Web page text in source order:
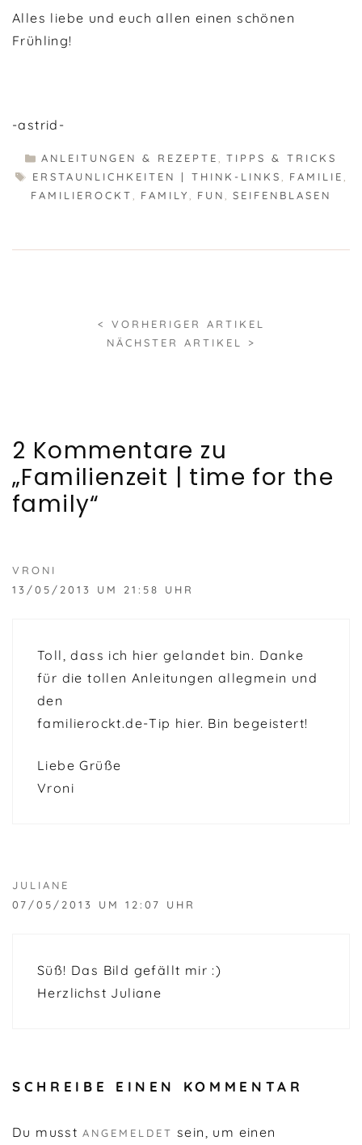
Alles liebe und euch allen einen schönen
Frühling!
-astrid-
KATEGORIEN
ANLEITUNGEN & REZEPTE ,TIPPS & TRICKS
SCHLAGWÖRTER
ERSTAUNLICHKEITEN | THINK-LINKS FAMILIE
FAMILIEROCKT
FAMILY FUN SEIFENBLASEN
< VORHERIGER ARTIKEL
NÄCHSTER ARTIKEL >
2 Kommentare zu
„Familienzeit | time for the
family“
VRONI
13/05/2013 UM 21:58 UHR
Toll, dass ich hier gelandet bin. Danke
für die tollen Anleitungen allegmein und
den
familierockt.de-Tip hier. Bin begeistert!
Liebe Grüße
Vroni
JULIANE
07/05/2013 UM 12:07 UHR
Süß! Das Bild gefällt mir :)
Herzlichst Juliane
SCHREIBE EINEN KOMMENTAR
Du musst ANGEMELDET sein, um einen